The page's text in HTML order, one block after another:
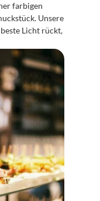
farbigen
Unsere
Licht rückt,